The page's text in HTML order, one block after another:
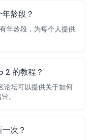
龄段？
年龄段，为每个人提供
2 的教程？
论坛可以提供关于如何
。
次？